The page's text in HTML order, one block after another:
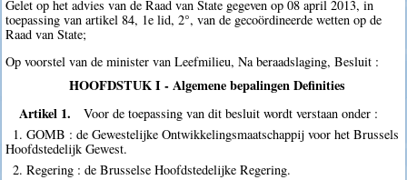
Gelet op het advies van de Raad van State gegeven op 08 april 2013, in
toepassing van artikel 84, 1e lid, 2°, van de gecoördineerde wetten op de
Raad van State;
Op voorstel van de minister van Leefmilieu, Na beraadslaging, Besluit :
HOOFDSTUK I - Algemene bepalingen Definities
Artikel 1.
Voor de toepassing van dit besluit wordt verstaan onder :
1. GOMB : de Gewestelijke Ontwikkelingsmaatschappij voor het Brussels
Hoofdstedelijk Gewest.
2. Regering : de Brusselse Hoofdstedelijke Regering.